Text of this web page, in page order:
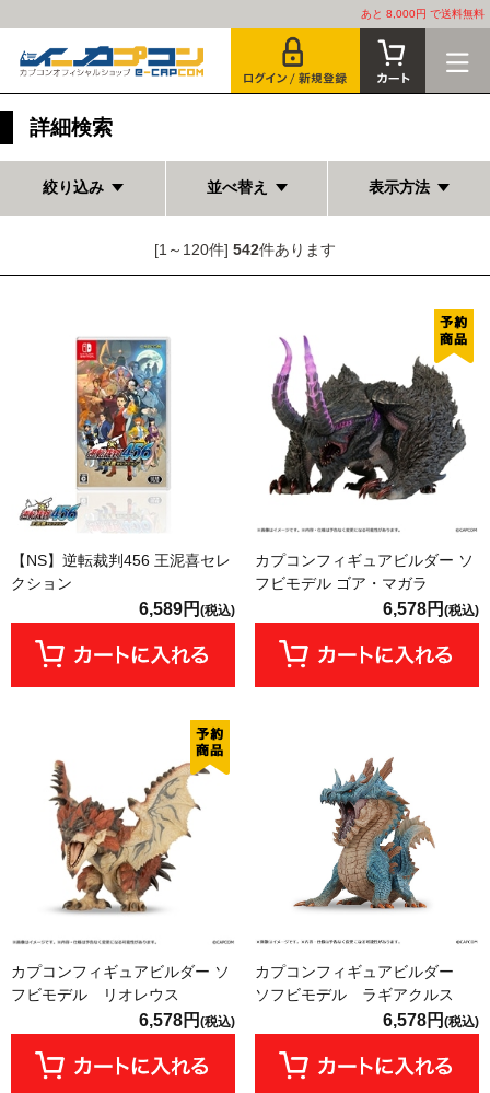
あと 8,000円 で送料無料
詳細検索
絞り込み 並べ替え 表示方法
[1～120件] 542件あります
【NS】逆転裁判456 王泥喜セレ
クション
6,589円 (税込)
カプコンフィギュアビルダー ソ
フビモデル ゴア・マガラ
6,578円 (税込)
カプコンフィギュアビルダー ソ
フビモデル リオレウス
6,578円 (税込)
カプコンフィギュアビルダー
ソフビモデル ラギアクルス
6,578円 (税込)